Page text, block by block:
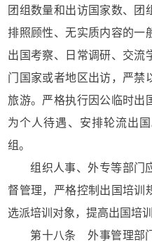
团组数量和出访国家数、团
排照顾性、无实质内容的一
出国考察、日常调研、交流
门国家或者地区出访，严禁
旅游。严格执行因公临时出
为个人待遇、安排轮流出
组。
组织人事、外专等部门
督管理，严格控制出国培训
选派培训对象，提高出国培
第十八条 外事管理部